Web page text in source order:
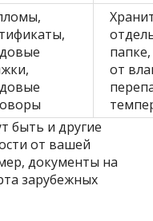
от
быть и другие
от вашей
документы на
зарубежных